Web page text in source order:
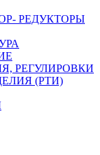
РЕДУКТОРЫ
РЕГУЛИРОВКИ
(РТИ)